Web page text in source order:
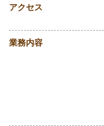
アクセス
業務内容